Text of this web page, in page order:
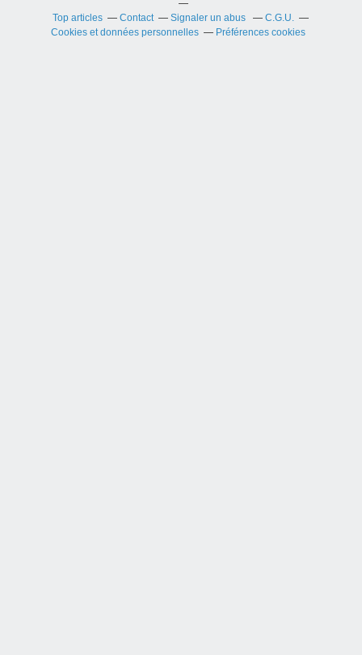
Top articles Contact Signaler un abus
C.G.U.
Cookies et données personnelles
Préférences cookies